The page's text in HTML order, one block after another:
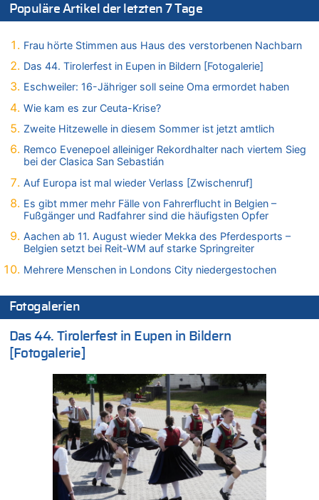
Belgien setzt bei Reit-WM auf starke Springreiter
In Belgien missachten zwei von drei Autofahrern das
Soll Belgien Tempolimit auf Autobahnen erhöhen? – In
Tschechien ab 2024 maximal 150 km/h erlaubt
07.08.2026 - 10:05 von N. A. Klar zu
Tempolimit in 30er-Zonen – Untersuchung von Vias
Das 44. Tirolerfest in Eupen in Bildern [Fotogalerie]
07.08.2026 - 09:18 von Noppi zu
AS Eupen: „Keiner weiß, wohin die Reise geht…“
07.08.2026 - 09:03 von JoKrings zu
Zweite Hitzewelle in diesem Sommer ist jetzt amtlich
07.08.2026 - 01:12 von WK zu
brechen [Fragen & Antworten]
07.08.2026 - 01:03 von Hugo Egon Bernhard von Sinnen zu
Zweite Hitzewelle in diesem Sommer ist jetzt amtlich
07.08.2026 - 00:50 von WK zu
07.08.2026 - 00:06 von 5/11 zu
Mehrere Menschen in Londons City niedergestochen
06.08.2026 - 23:53 von Foto Anneliese zu
Mehrere Menschen in Londons City niedergestochen
06.08.2026 - 23:25 von WK zu
FIFA-Spitze demonstriert Einigkeit trotz Kritik und neuer
Vorwürfe gegen Präsident Gianni Infantino
Populäre Artikel der letzten 7 Tage
Frau hörte Stimmen aus Haus des verstorbenen Nachbarn
Das 44. Tirolerfest in Eupen in Bildern [Fotogalerie]
Eschweiler: 16-Jähriger soll seine Oma ermordet haben
Wie kam es zur Ceuta-Krise?
Zweite Hitzewelle in diesem Sommer ist jetzt amtlich
Remco Evenepoel alleiniger Rekordhalter nach viertem Sieg
bei der Clasica San Sebastián
Auf Europa ist mal wieder Verlass [Zwischenruf]
Es gibt mmer mehr Fälle von Fahrerflucht in Belgien –
Fußgänger und Radfahrer sind die häufigsten Opfer
Aachen ab 11. August wieder Mekka des Pferdesports –
Belgien setzt bei Reit-WM auf starke Springreiter
Mehrere Menschen in Londons City niedergestochen
Fotogalerien
Das 44. Tirolerfest in Eupen in Bildern
[Fotogalerie]